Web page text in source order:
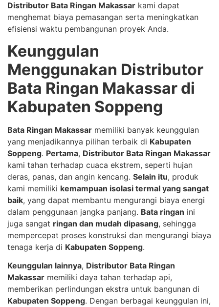
Distributor Bata Ringan Makassar kami dapat
menghemat biaya pemasangan serta meningkatkan
efisiensi waktu pembangunan proyek Anda.
Keunggulan
Menggunakan Distributor
Bata Ringan Makassar di
Kabupaten Soppeng
Bata Ringan Makassar memiliki banyak keunggulan
yang menjadikannya pilihan terbaik di Kabupaten
Soppeng. Pertama, Distributor Bata Ringan Makassar
kami tahan terhadap cuaca ekstrem, seperti hujan
deras, panas, dan angin kencang. Selain itu, produk
kami memiliki kemampuan isolasi termal yang sangat
baik, yang dapat membantu mengurangi biaya energi
dalam penggunaan jangka panjang. Bata ringan ini
juga sangat ringan dan mudah dipasang, sehingga
mempercepat proses konstruksi dan mengurangi biaya
tenaga kerja di Kabupaten Soppeng.
Keunggulan lainnya, Distributor Bata Ringan
Makassar memiliki daya tahan terhadap api,
memberikan perlindungan ekstra untuk bangunan di
Kabupaten Soppeng. Dengan berbagai keunggulan ini,